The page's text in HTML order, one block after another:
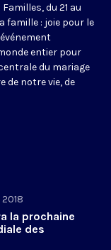
du 21 au
famille : joie pour le
entier pour
du mariage
de notre vie, de
la prochaine
des